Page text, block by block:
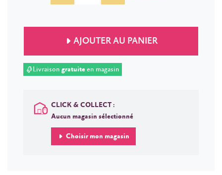
AJOUTER AU PANIER
Livraison gratuiteen magasin
CLICK & COLLECT :
Aucun magasin sélectionné
Choisir mon magasin